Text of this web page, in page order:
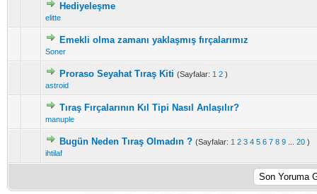
Hediyeleşme
elitte
Emekli olma zamanı yaklaşmış fırçalarımız
Soner
Proraso Seyahat Tıraş Kiti (Sayfalar: 1 2 )
astroid
Tıraş Fırçalarının Kıl Tipi Nasıl Anlaşılır?
manuple
Bugün Neden Tıraş Olmadın ? (Sayfalar: 1 2 3 4 5 6 7 8 9 20 )
ihtilaf